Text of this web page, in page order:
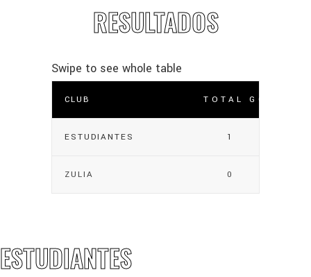
RESULTADOS
CLUB TOTAL GOLES
ESTUDIANTES 1
ZULIA 0
ESTUDIANTES